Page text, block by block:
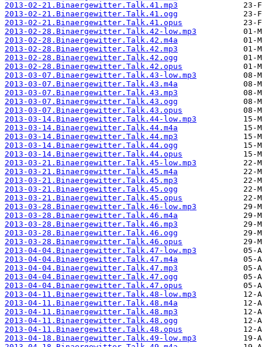
2013-02-21.Binaergewitter.Talk.41.mp3
2013-02-21.Binaergewitter.Talk.41.ogg
2013-02-21.Binaergewitter.Talk.41.opus
2013-02-28.Binaergewitter.Talk.42-low.mp3
2013-02-28.Binaergewitter.Talk.42.m4a
2013-02-28.Binaergewitter.Talk.42.mp3
2013-02-28.Binaergewitter.Talk.42.ogg
2013-02-28.Binaergewitter.Talk.42.opus
2013-03-07.Binaergewitter.Talk.43-low.mp3
2013-03-07.Binaergewitter.Talk.43.m4a
2013-03-07.Binaergewitter.Talk.43.mp3
2013-03-07.Binaergewitter.Talk.43.ogg
2013-03-07.Binaergewitter.Talk.43.opus
2013-03-14.Binaergewitter.Talk.44-low.mp3
2013-03-14.Binaergewitter.Talk.44.m4a
2013-03-14.Binaergewitter.Talk.44.mp3
2013-03-14.Binaergewitter.Talk.44.ogg
2013-03-14.Binaergewitter.Talk.44.opus
2013-03-21.Binaergewitter.Talk.45-low.mp3
2013-03-21.Binaergewitter.Talk.45.m4a
2013-03-21.Binaergewitter.Talk.45.mp3
2013-03-21.Binaergewitter.Talk.45.ogg
2013-03-21.Binaergewitter.Talk.45.opus
2013-03-28.Binaergewitter.Talk.46-low.mp3
2013-03-28.Binaergewitter.Talk.46.m4a
2013-03-28.Binaergewitter.Talk.46.mp3
2013-03-28.Binaergewitter.Talk.46.ogg
2013-03-28.Binaergewitter.Talk.46.opus
2013-04-04.Binaergewitter.Talk.47-low.mp3
2013-04-04.Binaergewitter.Talk.47.m4a
2013-04-04.Binaergewitter.Talk.47.mp3
2013-04-04.Binaergewitter.Talk.47.ogg
2013-04-04.Binaergewitter.Talk.47.opus
2013-04-11.Binaergewitter.Talk.48-low.mp3
2013-04-11.Binaergewitter.Talk.48.m4a
2013-04-11.Binaergewitter.Talk.48.mp3
2013-04-11.Binaergewitter.Talk.48.ogg
2013-04-11.Binaergewitter.Talk.48.opus
2013-04-18.Binaergewitter.Talk.49-low.mp3